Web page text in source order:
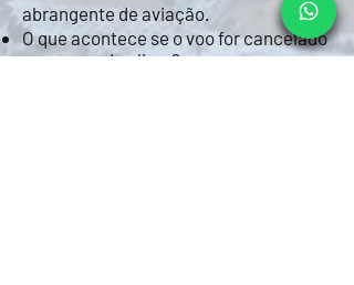
abrangente de aviação.
O que acontece se o voo for cancelado
por causa do clima?